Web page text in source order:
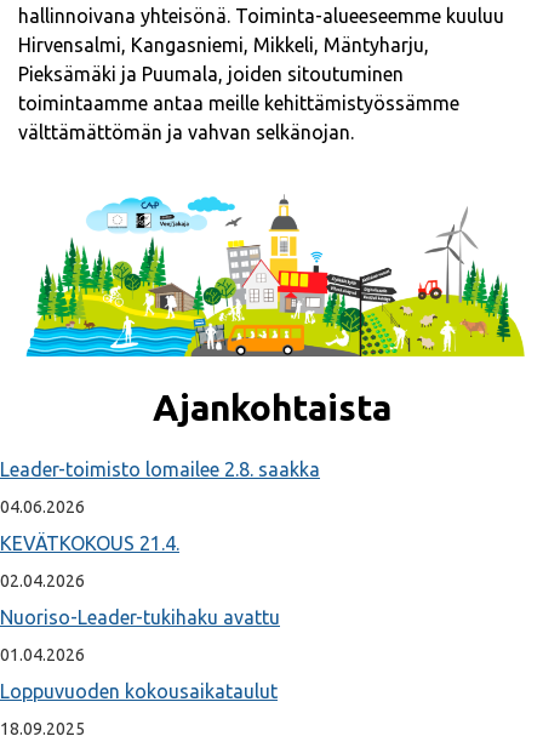
hallinnoivana yhteisönä. Toiminta-alueeseemme kuuluu
Hirvensalmi, Kangasniemi, Mikkeli, Mäntyharju,
Pieksämäki ja Puumala, joiden sitoutuminen
toimintaamme antaa meille kehittämistyössämme
välttämättömän ja vahvan selkänojan.
Ajankohtaista
Leader-toimisto lomailee 2.8. saakka
04.06.2026
KEVÄTKOKOUS 21.4.
02.04.2026
Nuoriso-Leader-tukihaku avattu
01.04.2026
Loppuvuoden kokousaikataulut
18.09.2025